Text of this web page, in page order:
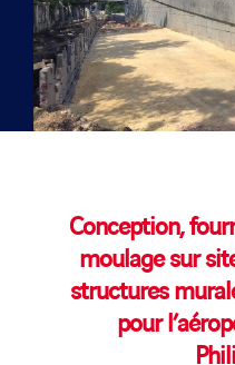
Search
for:
Conception,
moulage sur
structures
pour